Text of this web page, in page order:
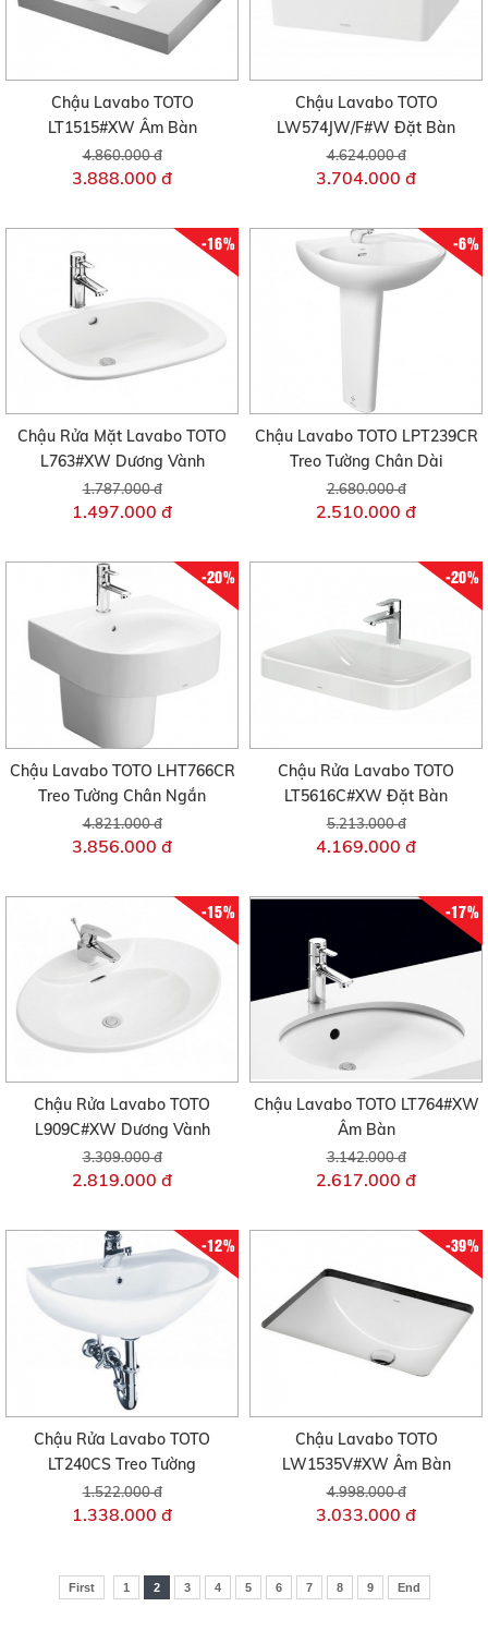
Chậu Lavabo TOTO
LT1515#XW Âm Bàn
4.860.000 đ
3.888.000 đ
Chậu Lavabo TOTO
LW574JW/F#W Đặt Bàn
4.624.000 đ
3.704.000 đ
-16%
Chậu Rửa Mặt Lavabo TOTO
L763#XW Dương Vành
1.787.000 đ
1.497.000 đ
-6%
Chậu Lavabo TOTO LPT239CR
Treo Tường Chân Dài
2.680.000 đ
2.510.000 đ
-20%
Chậu Lavabo TOTO LHT766CR
Treo Tường Chân Ngắn
4.821.000 đ
3.856.000 đ
-20%
Chậu Rửa Lavabo TOTO
LT5616C#XW Đặt Bàn
5.213.000 đ
4.169.000 đ
-15%
Chậu Rửa Lavabo TOTO
L909C#XW Dương Vành
3.309.000 đ
2.819.000 đ
-17%
Chậu Lavabo TOTO LT764#XW
Âm Bàn
3.142.000 đ
2.617.000 đ
-12%
Chậu Rửa Lavabo TOTO
LT240CS Treo Tường
1.522.000 đ
1.338.000 đ
-39%
Chậu Lavabo TOTO
LW1535V#XW Âm Bàn
4.998.000 đ
3.033.000 đ
First 1 2 3 4 5 6 7 8 9 End